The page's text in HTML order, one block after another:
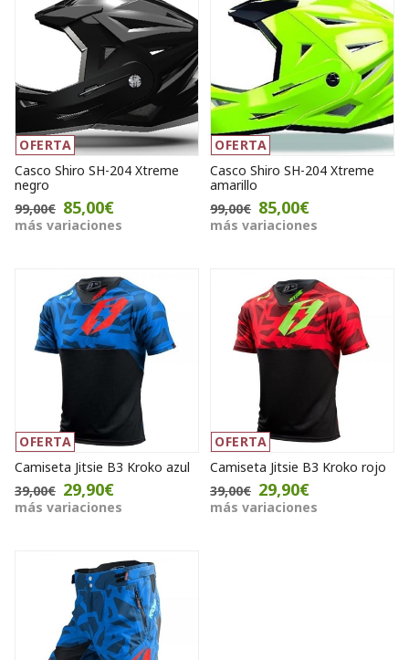
OFERTA
Casco Shiro SH-204 Xtreme
negro
99,00€ 85,00€
más variaciones
OFERTA
Casco Shiro SH-204 Xtreme
amarillo
99,00€ 85,00€
más variaciones
OFERTA
Camiseta Jitsie B3 Kroko azul
39,00€ 29,90€
más variaciones
OFERTA
Camiseta Jitsie B3 Kroko rojo
39,00€ 29,90€
más variaciones